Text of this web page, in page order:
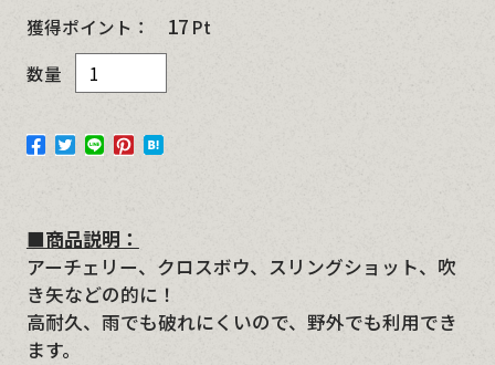
獲得ポイント： 17 Pt
数量
■商品説明：
アーチェリー、クロスボウ、スリングショット、吹
き矢などの的に！
高耐久、雨でも破れにくいので、野外でも利用でき
ます。